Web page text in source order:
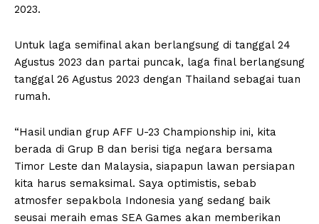
2023.
Untuk laga semifinal akan berlangsung di tanggal 24
Agustus 2023 dan partai puncak, laga final berlangsung
tanggal 26 Agustus 2023 dengan Thailand sebagai tuan
rumah.
“Hasil undian grup AFF U-23 Championship ini, kita
berada di Grup B dan berisi tiga negara bersama
Timor Leste dan Malaysia, siapapun lawan persiapan
kita harus semaksimal. Saya optimistis, sebab
atmosfer sepakbola Indonesia yang sedang baik
seusai meraih emas SEA Games akan memberikan